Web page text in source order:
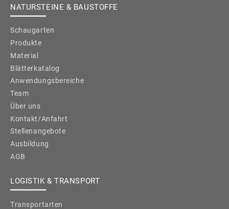
NATURSTEINE & BAUSTOFFE
Schaugarten
Produkte
Material
Blätterkatalog
Anwendungsbereiche
Team
Über uns
Kontakt/Anfahrt
Stellenangebote
Ausbildung
AGB
LOGISTIK & TRANSPORT
Transportarten